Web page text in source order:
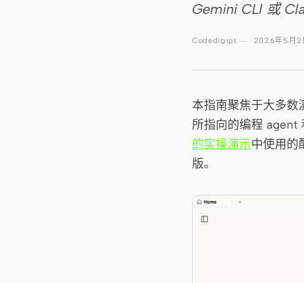
Gemini CLI 或
Codedigipt 2026年5月3
本指南聚焦于大多数
所指向的编程 agent
的实操演示中使用的
版。